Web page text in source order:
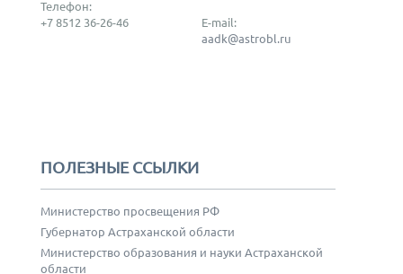
Телефон:
+7 8512 36-26-46
E-mail:
aadk@astrobl.ru
ПОЛЕЗНЫЕ ССЫЛКИ
Министерство просвещения РФ
Губернатор Астраханской области
Министерство образования и науки Астраханской
области